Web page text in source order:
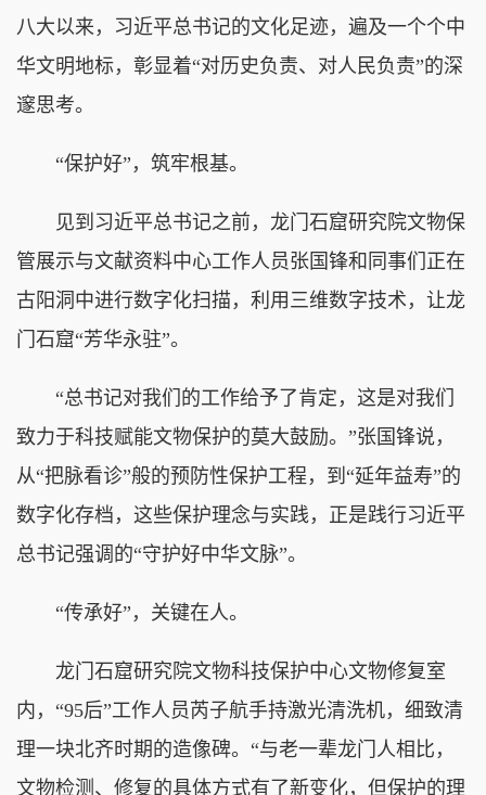
八大以来，习近平总书记的文化足迹，遍及一个个中
华文明地标，彰显着“对历史负责、对人民负责”的深
邃思考。
“保护好”，筑牢根基。
见到习近平总书记之前，龙门石窟研究院文物保
管展示与文献资料中心工作人员张国锋和同事们正在
古阳洞中进行数字化扫描，利用三维数字技术，让龙
门石窟“芳华永驻”。
“总书记对我们的工作给予了肯定，这是对我们
致力于科技赋能文物保护的莫大鼓励。”张国锋说，
从“把脉看诊”般的预防性保护工程，到“延年益寿”的
数字化存档，这些保护理念与实践，正是践行习近平
总书记强调的“守护好中华文脉”。
“传承好”，关键在人。
龙门石窟研究院文物科技保护中心文物修复室
内，“95后”工作人员芮子航手持激光清洗机，细致清
理一块北齐时期的造像碑。“与老一辈龙门人相比，
文物检测、修复的具体方式有了新变化，但保护的理